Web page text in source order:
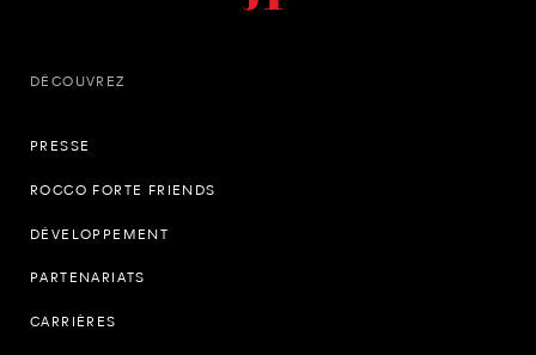
DÉCOUVREZ
PRESSE
ROCCO FORTE FRIENDS
DÉVELOPPEMENT
PARTENARIATS
CARRIÈRES